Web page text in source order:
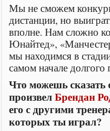
Мы не сможем
дистанции, но
вполне. Нам сложно
Юнайтед»,
мы находимся в
самом начале долгого
Что можешь сказать
произвелБрендан
его с другими
которых ты играл?